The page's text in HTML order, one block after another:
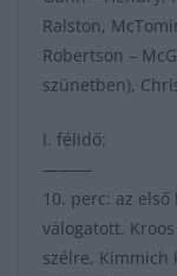
Ralston,
Robertson –
szünetben),
I. félidő:
———
10. perc: az
válogatott.
szélre, Kimmich